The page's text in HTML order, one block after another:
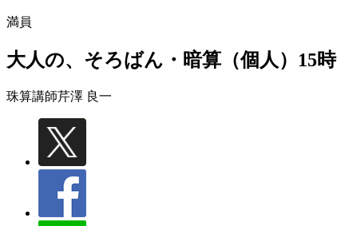
満員
大人の、そろばん・暗算（個人）15時
珠算講師芹澤 良一